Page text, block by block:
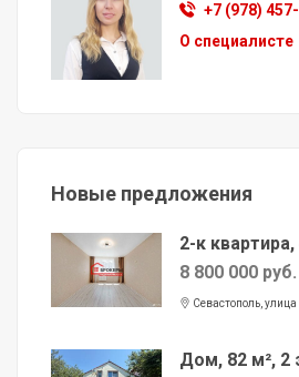
+7 (978)
О специалисте
Новые предложения
2-к
8 800 000 руб.
Севастополь,
Дом, 82 м², 2